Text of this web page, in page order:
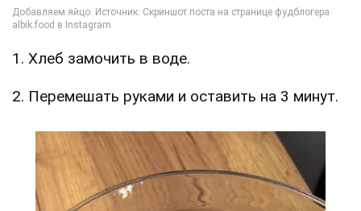
1. Хлеб замочить в воде.
2. Перемешать руками и оставить на 3 минут.